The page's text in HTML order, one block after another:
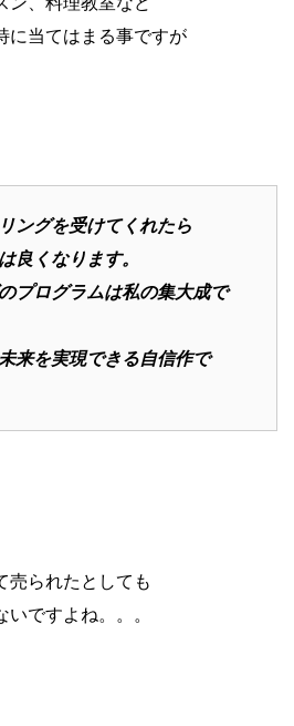
に当てはまる事ですが
ングを受けてくれたら
良くなります。
プログラムは私の集大成で
来を実現できる自信作で
売られたとしても
ですよね。。。